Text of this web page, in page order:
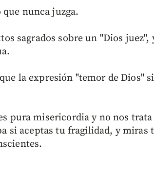
nunca juzga.
sagrados sobre un "Dios juez",
la expresión "temor de Dios"
pura misericordia y no nos
si aceptas tu fragilidad, y miras